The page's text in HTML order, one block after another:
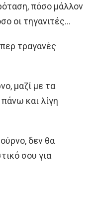
πόσο μάλλον
οι τηγανιτές…
τραγανές
μαζί με τα
και λίγη
δεν θα
σου για